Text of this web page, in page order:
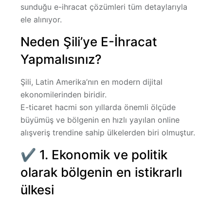
sunduğu e-ihracat çözümleri tüm detaylarıyla
ele alınıyor.
Neden Şili’ye E-İhracat
Yapmalısınız?
Şili, Latin Amerika’nın en modern dijital
ekonomilerinden biridir.
E-ticaret hacmi son yıllarda önemli ölçüde
büyümüş ve bölgenin en hızlı yayılan online
alışveriş trendine sahip ülkelerden biri olmuştur.
✔ 1. Ekonomik ve politik
olarak bölgenin en istikrarlı
ülkesi